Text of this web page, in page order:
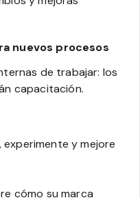
nuevos procesos
de trabajar: los
capacitación.
y mejore
cómo su marca